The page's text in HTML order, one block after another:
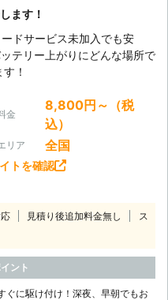
ます！
ドサービス未加入でも安
テリー上がりにどんな場所で
！
金
8,800円～（税
込）
リア 全国
トを確認
見積り後追加料金無し
ス
ント
に駆け付け！深夜、早朝でもお